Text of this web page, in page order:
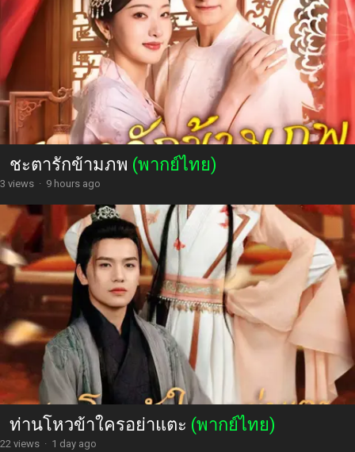
ชะตารักข้ามภพ (พากย์ไทย)
3 views · 9 hours ago
ท่านโหวข้าใครอย่าแตะ (พากย์ไทย)
22 views · 1 day ago